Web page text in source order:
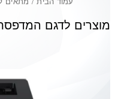
מוצרים לדגם